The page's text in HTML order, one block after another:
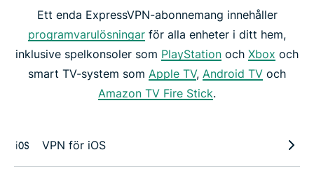
Ett enda ExpressVPN-abonnemang innehåller
programvarulösningar för alla enheter i ditt hem,
inklusive spelkonsoler som PlayStation och Xbox och
smart TV-system som Apple TV, Android TV och
Amazon TV Fire Stick.
VPN för iOS